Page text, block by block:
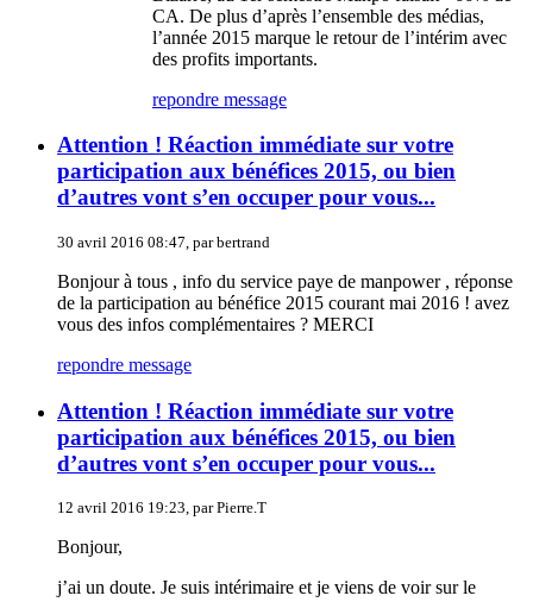
CA. De plus d’après l’ensemble des médias,
l’année 2015 marque le retour de l’intérim avec
des profits importants.
repondre message
Attention ! Réaction immédiate sur votre
participation aux bénéfices 2015, ou bien
d’autres vont s’en occuper pour vous...
30 avril 2016 08:47, parbertrand
Bonjour à tous , info du service paye de manpower , réponse
de la participation au bénéfice 2015 courant mai 2016 ! avez
vous des infos complémentaires ? MERCI
repondre message
Attention ! Réaction immédiate sur votre
participation aux bénéfices 2015, ou bien
d’autres vont s’en occuper pour vous...
12 avril 2016 19:23, parPierre.T
Bonjour,
j’ai un doute. Je suis intérimaire et je viens de voir sur le